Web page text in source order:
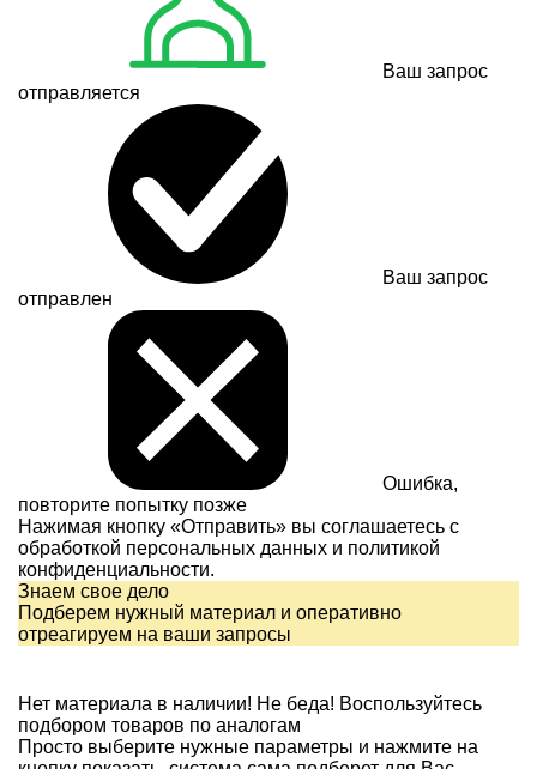
Ваш запрос
отправляется
Ваш запрос
отправлен
Ошибка,
повторите попытку позже
Нажимая кнопку «Отправить» вы соглашаетесь с
обработкой персональных данных и политикой
конфиденциальности.
Знаем свое дело
Подберем нужный материал и оперативно
отреагируем на ваши запросы
Нет материала в наличии! Не беда! Воспользуйтесь
подбором товаров по аналогам
Просто выберите нужные параметры и нажмите на